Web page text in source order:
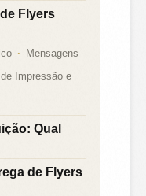
Flyers
Mensagens
Impressão e
Qual
de Flyers